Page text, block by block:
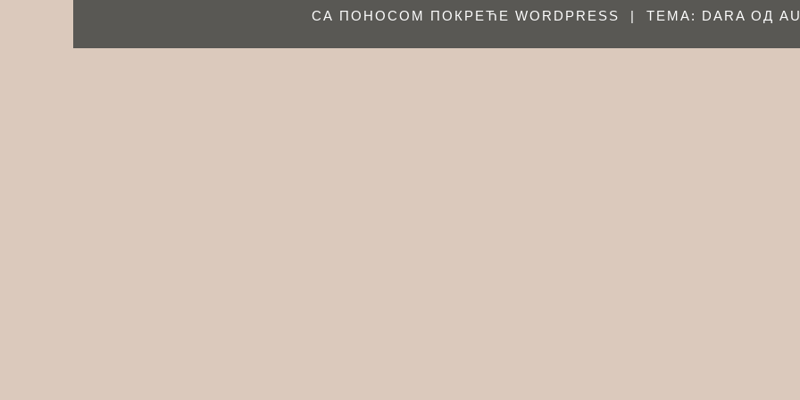
СА ПОНОСОМ ПОКРЕЋЕ WORDPRESS | ТЕМА: DARA ОД